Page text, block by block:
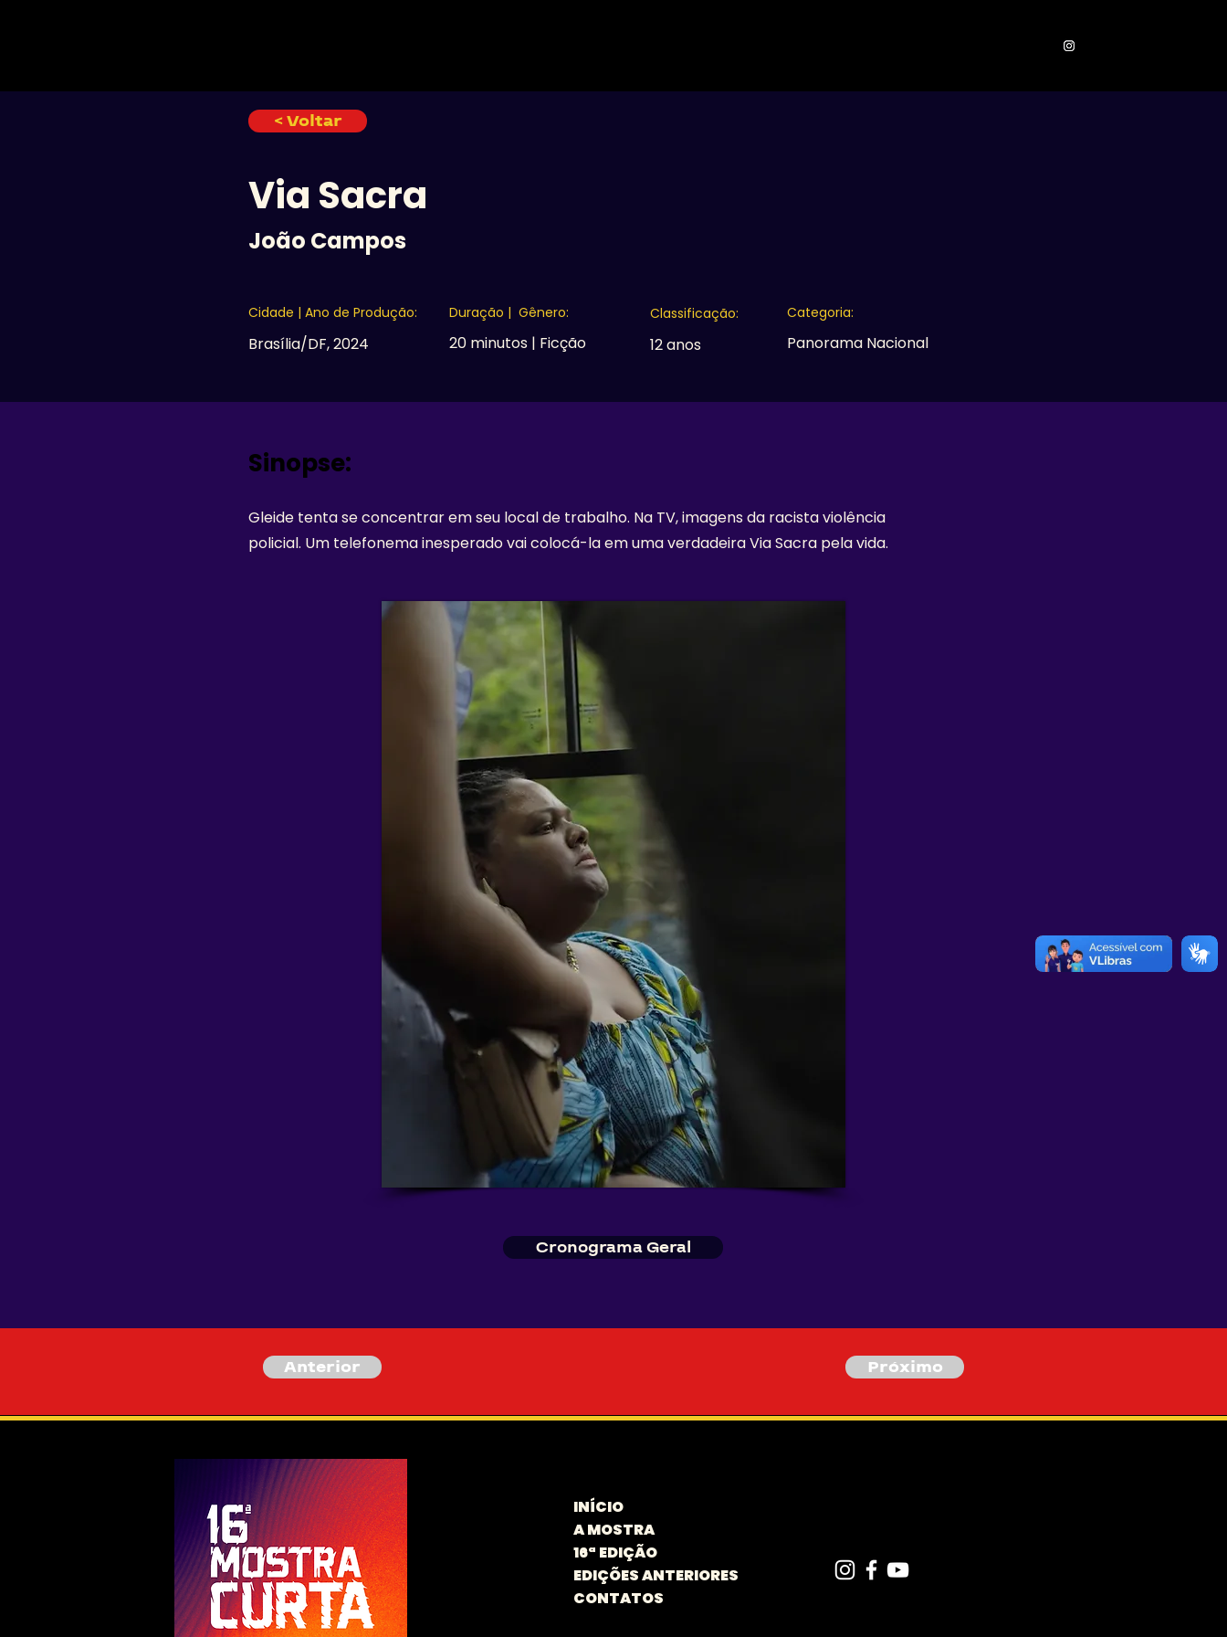
< Voltar
Via Sacra
João Campos
Cidade | Ano de Produção:
Brasília/DF, 2024
Duração | Gênero:
20 minutos | Ficção
Classificação:
12 anos
Categoria:
Panorama Nacional
Sinopse:
Gleide tenta se concentrar em seu local de trabalho. Na TV, imagens da racista violência
policial. Um telefonema inesperado vai colocá-la em uma verdadeira Via Sacra pela vida.
Cronograma Geral
Anterior Próximo
INÍCIO
A MOSTRA
16ª EDIÇÃO
EDIÇÕES ANTERIORES
CONTATOS